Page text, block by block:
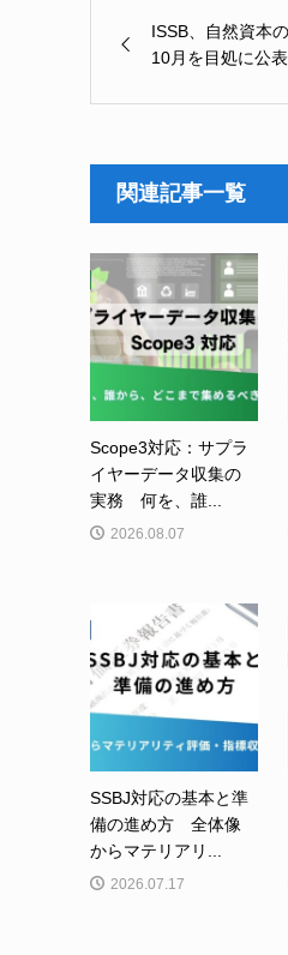
ISSB、自然資本
10月を目処に公
関連記事一覧
Scope3対応：サプラ
イヤーデータ収集の
実務 何を、誰...
2026.08.07
SSBJ対応の基本と準
備の進め方 全体像
からマテリアリ...
2026.07.17